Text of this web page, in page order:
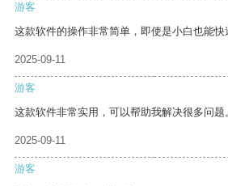
游客
这款软件的操作非常简单，即使是小白也能快
2025-09-11
游客
这款软件非常实用，可以帮助我解决很多问题
2025-09-11
游客